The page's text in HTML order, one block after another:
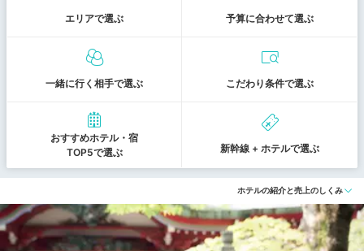
エリアで選ぶ 予算に合わせて選ぶ
一緒に行く相手で選ぶ こだわり条件で選ぶ
おすすめホテル・宿
TOP5で選ぶ
新幹線 + ホテルで選ぶ
ホテルの紹介と売上のしくみ